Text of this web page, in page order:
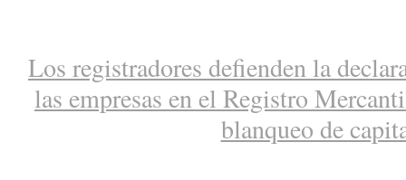
Los registradores defienden la
las empresas en el Registro
blanqueo de